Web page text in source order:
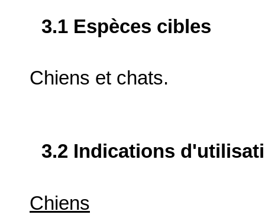
3.1 Espèces cibles
Chiens et chats.
3.2 Indications
Chiens